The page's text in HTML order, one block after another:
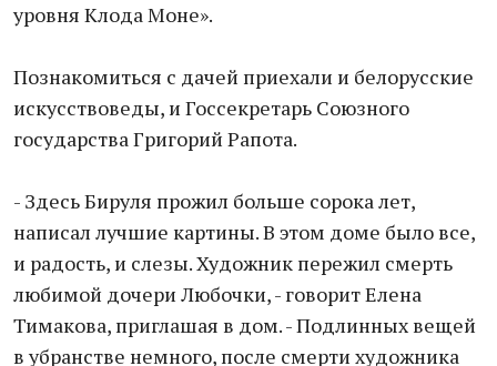
уровня Клода Моне».
Познакомиться с дачей приехали и белорусские
искусствоведы, и Госсекретарь Союзного
государства Григорий Рапота.
- Здесь Бируля прожил больше сорока лет,
написал лучшие картины. В этом доме было все,
и радость, и слезы. Художник пережил смерть
любимой дочери Любочки, - говорит Елена
Тимакова, приглашая в дом. - Подлинных вещей
в убранстве немного, после смерти художника